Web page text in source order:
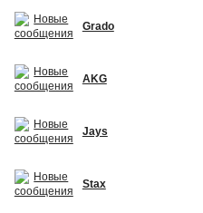
Grado
AKG
Jays
Stax